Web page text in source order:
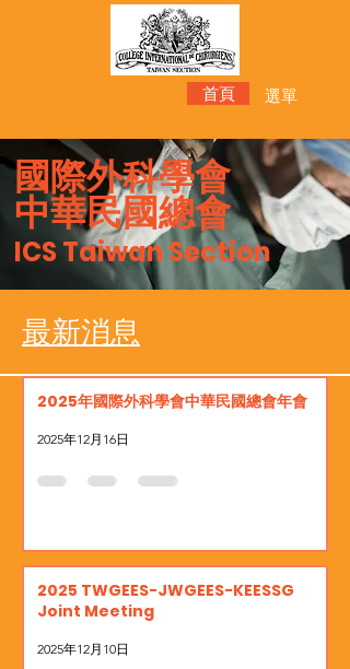
首頁 選單
國際外科學會
​中華民國總會
ICS Taiwan Section
最新消息
2025年國際外科學會中華民國總會年會
2025年12月16日
2025 TWGEES-JWGEES-KEESSG
Joint Meeting
2025年12月10日